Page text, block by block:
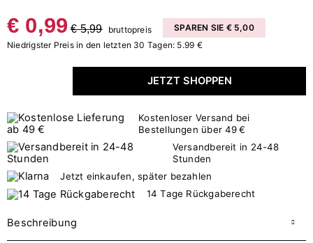
€ 0,99 € 5,99 bruttopreis
SPAREN SIE € 5,00
Niedrigster Preis in den letzten 30 Tagen: 5.99 €
JETZT SHOPPEN
Kostenloser Versand bei
Bestellungen über 49 €
Versandbereit in 24-48
Stunden
Jetzt einkaufen, später bezahlen
14 Tage Rückgaberecht
Beschreibung